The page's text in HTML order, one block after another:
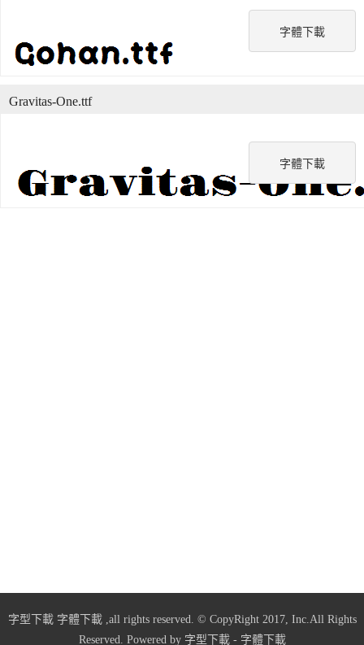
字體下載
字體下載
Gravitas-One.ttf
字型下載 字體下載,all rights reserved. © CopyRight 2017, Inc.All Rights
Reserved. Powered by 字型下載- 字體下載